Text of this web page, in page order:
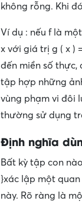
không rỗng. Khi
Ví dụ : nếu f là
x với giá trị g ( x )
đến miền số thực,
tập hợp những
vùng phạm vi đôi
thường sử dụng
Định nghĩa
Bất kỳ tập con
}xác lập một quan
này. Rõ ràng là